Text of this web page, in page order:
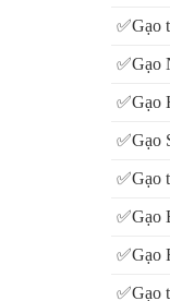
-
- Cam
- Hỗ
✅Gạo
✅Gạo
✅Gạo
✅Gạo
✅Gạo
✅Gạo
✅Gạo
✅Gạo